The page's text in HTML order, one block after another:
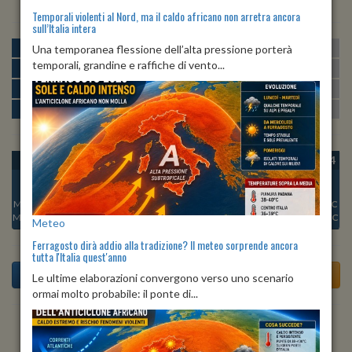
MATTINA min:26º max:30º U:
POMERIGGIO min:30º max:31º
SERA min:28º max:31º U:67% 78%
NOTTE min: 26º max:27º U:79%
OGGI
Min:
27°C
Max:32°C
DOM 09
Min:
Max:32°C
LUN 10
Min:27°C
Max:31°C
MAR 11
Min:
26°C
Max:31°C
MER 12
Max:31°C
GIO 13
Min:27°C
Max:32°C
VEN 14
28°C
Max:31°C
Previsioni del Tempo a Africo tra 6 giorni
Temporali violenti al Nord, ma il caldo africano non arretra ancora
sull’Italia intera
Una temporanea flessione dell’alta pressione porterà
temporali, grandine e raffiche di vento...
Meteo
Ferragosto dirà addio alla tradizione? Il meteo sorprende ancora
tutta l'Italia quest'anno
Le ultime elaborazioni convergono verso uno scenario
ormai molto probabile: il ponte di...